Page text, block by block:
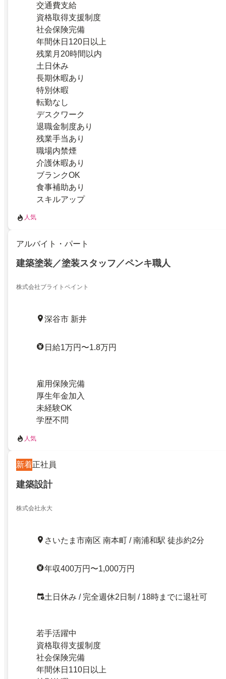
交通費支給
資格取得支援制度
社会保険完備
年間休日120日以上
残業月20時間以内
土日休み
長期休暇あり
特別休暇
転勤なし
デスクワーク
退職金制度あり
残業手当あり
職場内禁煙
介護休暇あり
ブランクOK
食事補助あり
スキルアップ
人気
アルバイト・パート
建築塗装／塗装スタッフ／ペンキ職人
株式会社ブライトペイント
深谷市 新井
日給1万円〜1.8万円
雇用保険完備
厚生年金加入
未経験OK
学歴不問
人気
新着正社員
建築設計
株式会社永大
さいたま市南区 南本町 / 南浦和駅 徒歩約2分
年収400万円〜1,000万円
土日休み / 完全週休2日制 / 18時までに退社可
若手活躍中
資格取得支援制度
社会保険完備
年間休日110日以上